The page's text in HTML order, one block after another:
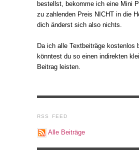
bestellst, bekomme ich eine Mini
zu zahlenden Preis NICHT in die
dich änderst sich also nichts.
Da ich alle Textbeiträge kostenlos
könntest du so einen indirekten
Beitrag leisten.
RSS FEED
Alle Beiträge